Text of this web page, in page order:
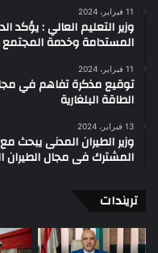
11 فبراير، 2024
وزير التعليم العالي : يؤكد
المستدامة وخدمة المجتمع
11 فبراير، 2024
توقيع مذكرة تفاهم في مجال
الطاقة البلغارية
13 فبراير، 2024
وزير الطيران المدنى يبحث
المشترك فى مجال الطيران
تريندات